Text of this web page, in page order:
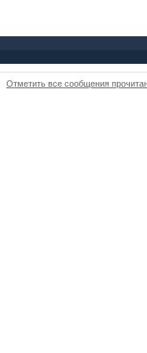
Отметить все сообщения